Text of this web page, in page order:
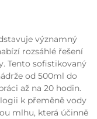
významný
rozsáhlé řešení
Tento sofistikovaný
od 500ml do
až na 20 hodin.
k přeměně vody
mlhu, která účinně